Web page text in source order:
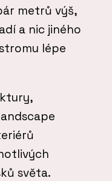
metrů výš,
a nic jiného
lépe
světa.